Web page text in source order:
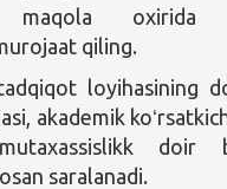
maqola oxirida
qiling.
loyihasining
akademik
doir
saralanadi.